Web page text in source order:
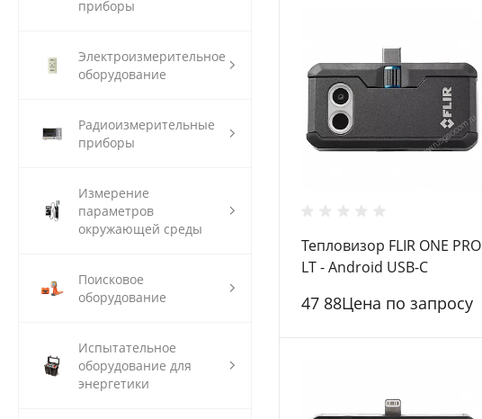
приборы
Электроизмерительное
оборудование
Радиоизмерительные
приборы
Измерение
параметров
окружающей среды
Поисковое
оборудование
Испытательное
оборудование для
энергетики
Тепловизор FLIR ONE PRO
LT - Android USB-C
47 88Цена по запросу